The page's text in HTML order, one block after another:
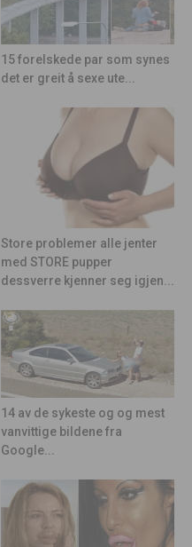
15 forelskede par som synes
det er greit å sexe ute...
Store problemer alle jenter
med STORE pupper
dessverre kjenner seg igjen...
14 av de sykeste og og mest
vanvittige bildene fra
Google...